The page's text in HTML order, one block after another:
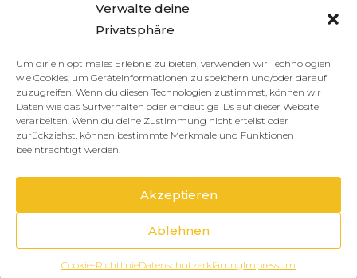
Verwalte deine
Privatsphäre
Um dir ein optimales Erlebnis zu bieten, verwenden wir Technologien
wie Cookies, um Geräteinformationen zu speichern und/oder darauf
zuzugreifen. Wenn du diesen Technologien zustimmst, können wir
Daten wie das Surfverhalten oder eindeutige IDs auf dieser Website
verarbeiten. Wenn du deine Zustimmung nicht erteilst oder
zurückziehst, können bestimmte Merkmale und Funktionen
beeinträchtigt werden.
Akzeptieren
Ablehnen
Cookie-RichtlinieDatenschutzerklärungImpressum
Virtuelle Assistenz & Freelancer
finden | VA Expert:innenportal